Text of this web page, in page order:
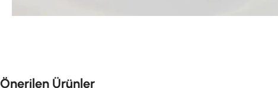
Önerilen Ürünler